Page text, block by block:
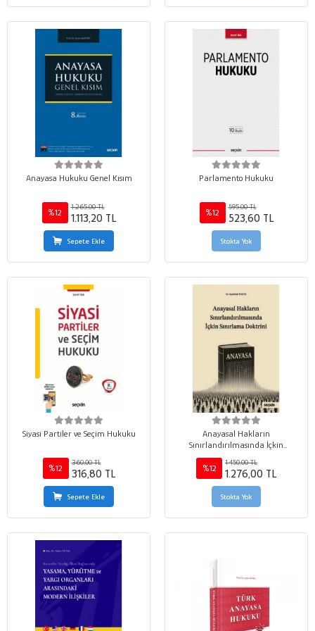
Anayasa Hukuku Genel Kısım
%12
1.265,00 TL
1.113,20 TL
Sepete Ekle
Parlamento Hukuku
%12
595,00 TL
523,60 TL
Stokta Yok
Siyasi Partiler ve Seçim Hukuku
%12
360,00 TL
316,80 TL
Sepete Ekle
Anayasal Hakların
Sınırlandırılmasında İçkin
Sınırlama Doktrini
%12
1.450,00 TL
1.276,00 TL
Stokta Yok